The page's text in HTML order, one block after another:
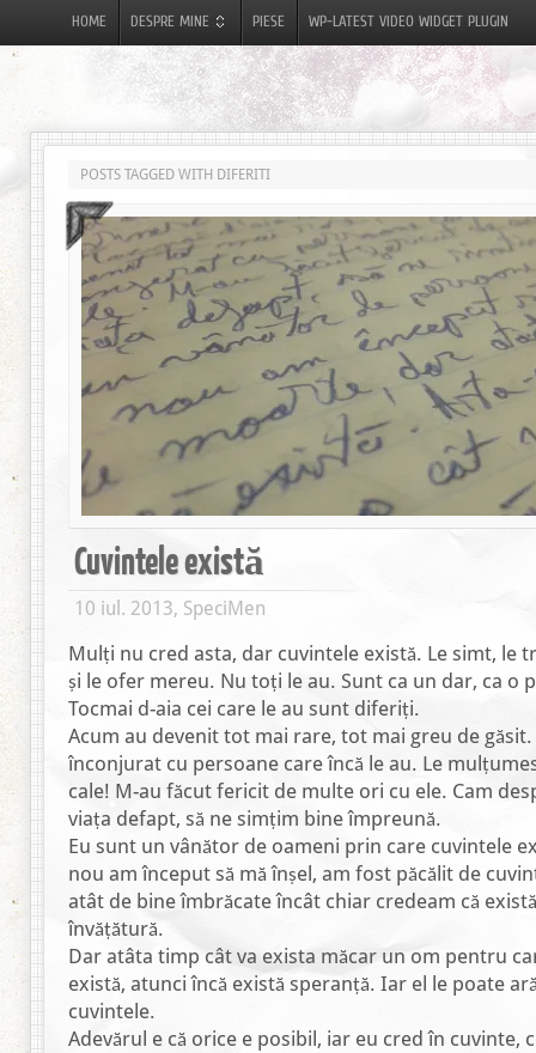
HOME DESPRE MINE PIESE WP-LATEST VIDEO WIDGET PLUGIN
POSTS TAGGED WITH DIFERITI
Cuvintele există
10 iul. 2013, SpeciMen
Mulți nu cred asta, dar cuvintele există. Le simt, le
și le ofer mereu. Nu toți le au. Sunt ca un dar, ca o
Tocmai d-aia cei care le au sunt diferiți.
Acum au devenit tot mai rare, tot mai greu de
înconjurat cu persoane care încă le au. Le
cale! M-au făcut fericit de multe ori cu ele. Cam
viața defapt, să ne simțim bine împreună.
Eu sunt un vânător de oameni prin care cuvintele
nou am început să mă înșel, am fost păcălit de
atât de bine îmbrăcate încât chiar credeam că
învățătură.
Dar atâta timp cât va exista măcar un om pentru
există, atunci încă există speranță. Iar el le poate
cuvintele.
Adevărul e că orice e posibil, iar eu cred în cuvinte,